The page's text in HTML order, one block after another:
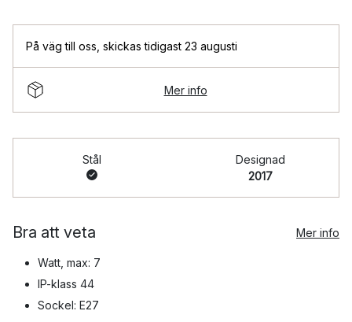
På väg till oss skickas tidigast 23 augusti
Mer info
Stål
Designad
2017
Bra att veta Mer info
Watt, max: 7
IP-klass 44
Sockel: E27